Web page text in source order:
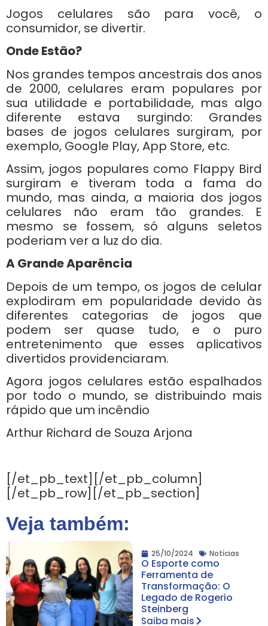
Jogos celulares são para você, o
consumidor, se divertir.
Onde Estão?
Nos grandes tempos ancestrais dos anos
de 2000, celulares eram populares por
sua utilidade e portabilidade, mas algo
diferente estava surgindo: Grandes
bases de jogos celulares surgiram, por
exemplo, Google Play, App Store, etc.
Assim, jogos populares como Flappy Bird
surgiram e tiveram toda a fama do
mundo, mas ainda, a maioria dos jogos
celulares não eram tão grandes. E
mesmo se fossem, só alguns seletos
poderiam ver a luz do dia.
A Grande Aparência
Depois de um tempo, os jogos de celular
explodiram em popularidade devido às
diferentes categorias de jogos que
podem ser quase tudo, e o puro
entretenimento que esses aplicativos
divertidos providenciaram.
Agora jogos celulares estão espalhados
por todo o mundo, se distribuindo mais
rápido que um incêndio
Arthur Richard de Souza Arjona
[/et_pb_text][/et_pb_column]
[/et_pb_row][/et_pb_section]
Veja também:
25/10/2024 Notícias
O Esporte como
Ferramenta de
Transformação: O
Legado de Rogerio
Steinberg
Saiba mais